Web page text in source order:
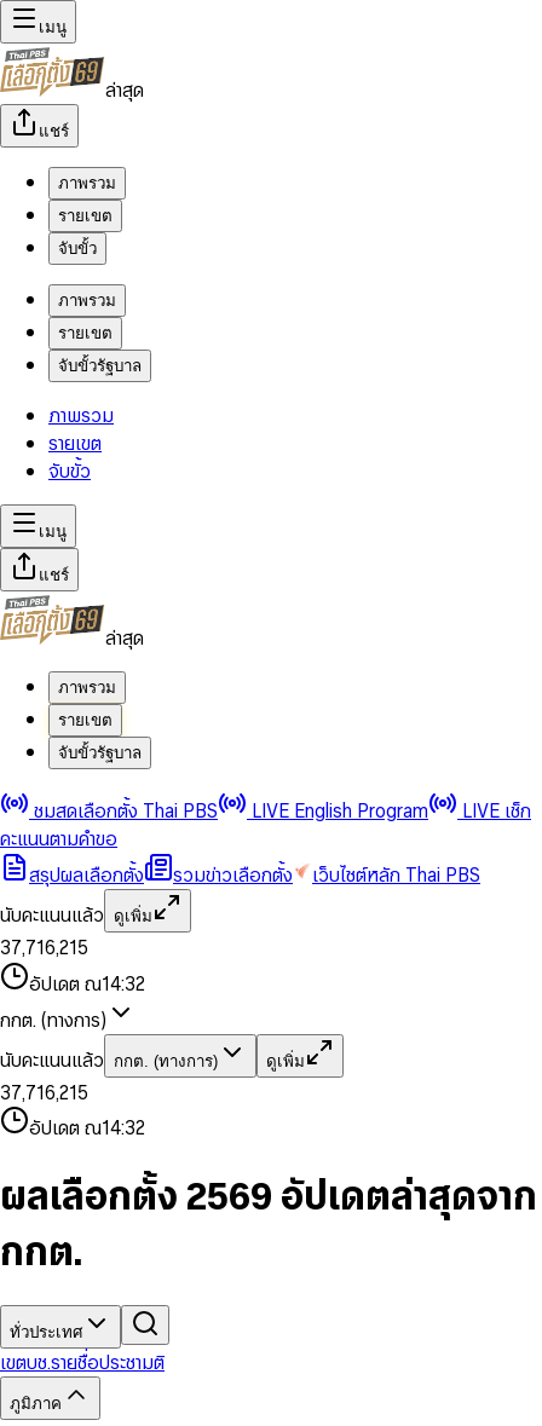
เมนู
ล่าสุด
แชร์
ภาพรวม
รายเขต
จับขั้ว
ภาพรวม
รายเขต
จับขั้วรัฐบาล
ภาพรวม
รายเขต
จับขั้ว
เมนู
แชร์
ล่าสุด
ภาพรวม
รายเขต
จับขั้วรัฐบาล
ชมสดเลือกตั้ง Thai PBS LIVE English Program
LIVE เช็ก
คะแนนตามคำขอ
สรุปผลเลือกตั้ง
รวมข่าวเลือกตั้ง
เว็บไซต์หลัก Thai PBS
นับคะแนนแล้ว
ดูเพิ่ม
0
1
2
3
4
5
6
8
9
0
1
2
3
4
5
6
7
8
9
,
0
1
2
4
6
7
8
9
0
1
2
3
4
5
6
7
8
9
0
1
3
5
6
7
8
9
,
1
2
4
5
7
8
9
0
1
3
4
6
7
8
9
0
2
3
4
5
7
8
อัปเดต ณ14:32
กกต. (ทางการ)
นับคะแนนแล้ว
กกต. (ทางการ) ดูเพิ่ม
0
1
2
3
4
5
7
8
0
1
2
4
5
6
7
8
9
,
0
1
2
4
6
7
8
9
0
1
2
3
5
6
8
9
0
1
3
5
6
7
8
,
1
2
4
6
7
9
0
1
3
5
6
8
9
0
2
3
4
5
7
9
อัปเดต ณ14:32
ผลเลือกตั้ง 2569 อัปเดตล่าสุดจาก
กกต.
ทั่วประเทศ
เขตบช.รายชื่อประชามติ
ภูมิภาค